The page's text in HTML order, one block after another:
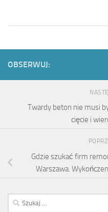
OBSERWUJ:
Twardy beton nie musi
cięcie i
Gdzie szukać firm
Warszawa.
Szukaj: